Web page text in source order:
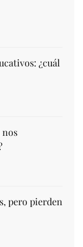
¿cuál
pero pierden